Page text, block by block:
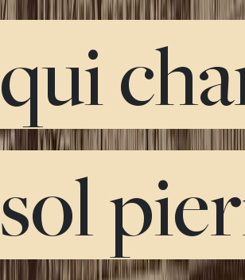
qui
sol